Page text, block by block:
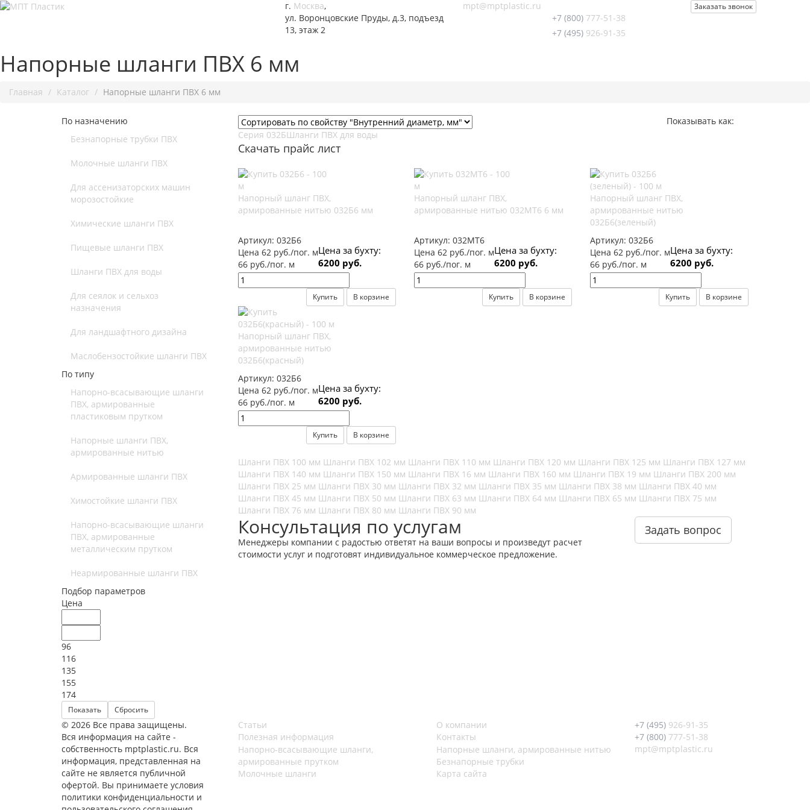
г. Москва,
ул. Воронцовские Пруды, д.3, подъезд
13, этаж 2
Заказать звонок
mpt@mptplastic.ru
+7 (800) 777-51-38
+7 (495) 926-91-35
Напорные шланги ПВХ 6 мм
Главная Каталог Напорные шланги ПВХ 6 мм
По назначению
Безнапорные трубки ПВХ
Молочные шланги ПВХ
Для ассенизаторских машин
морозостойкие
Химические шланги ПВХ
Пищевые шланги ПВХ
Шланги ПВХ для воды
Для сеялок и сельхоз
назначения
Для ландшафтного дизайна
Маслобензостойкие шланги ПВХ
По типу
Напорно-всасывающие шланги
ПВХ, армированные
пластиковым прутком
Напорные шланги ПВХ,
армированные нитью
Армированные шланги ПВХ
Химостойкие шланги ПВХ
Напорно-всасывающие шланги
ПВХ, армированные
металлическим прутком
Неармированные шланги ПВХ
Подбор параметров
Цена
96
116
135
155
174
Показывать как:
Серия 032БШланги ПВХ для воды
Скачать прайс лист
Напорный шланг ПВХ,
армированные нитью 032Б6 мм
Артикул: 032Б6
Цена 62 руб./пог. м
66 руб./пог. м
Цена за бухту:
6200 руб.
Купить В корзине
Напорный шланг ПВХ,
армированные нитью 032МТ6 6 мм
Артикул: 032МТ6
Цена 62 руб./пог. м
66 руб./пог. м
Цена за бухту:
6200 руб.
Купить В корзине
Напорный шланг ПВХ,
армированные нитью
032Б6(зеленый)
Артикул:032Б6
Цена 62 руб./пог. м
66 руб./пог. м
Цена за бухту:
6200 руб.
Купить В корзине
Напорный шланг ПВХ,
армированные нитью
032Б6(красный)
Артикул: 032Б6
Цена 62 руб./пог. м
66 руб./пог. м
Цена за бухту:
6200 руб.
Купить В корзине
Шланги ПВХ 100 мм Шланги ПВХ 102 мм Шланги ПВХ 110 мм Шланги ПВХ 120 мм Шланги ПВХ 125 мм Шланги ПВХ 127 мм
Шланги ПВХ 140 мм Шланги ПВХ 150 мм Шланги ПВХ 16 мм Шланги ПВХ 160 мм Шланги ПВХ 19 мм Шланги ПВХ 200 мм
Шланги ПВХ 25 мм Шланги ПВХ 30 мм Шланги ПВХ 32 мм Шланги ПВХ 35 мм Шланги ПВХ 38 мм Шланги ПВХ 40 мм
Шланги ПВХ 45 мм Шланги ПВХ 50 мм Шланги ПВХ 63 мм Шланги ПВХ 64 мм Шланги ПВХ 65 мм Шланги ПВХ 75 мм
Шланги ПВХ 76 мм Шланги ПВХ 80 мм Шланги ПВХ 90 мм
Консультация по услугам
Менеджеры компании с радостью ответят на ваши вопросы и произведут расчет
стоимости услуг и подготовят индивидуальное коммерческое предложение.
Задать вопрос
© 2026 Все права защищены.
Вся информация на сайте -
собственность mptplastic.ru. Вся
информация, представленная на
сайте не является публичной
офертой. Вы принимаете условия
политики конфиденциальности и
Статьи
О компании
Полезная информация
Контакты
Напорно-всасывающие шланги,
армированные прутком
Напорные шланги, армированные нитью
Безнапорные трубки
Молочные шланги
Карта сайта
+7 (495) 926-91-35
+7 (800)777-51-38
mpt@mptplastic.ru